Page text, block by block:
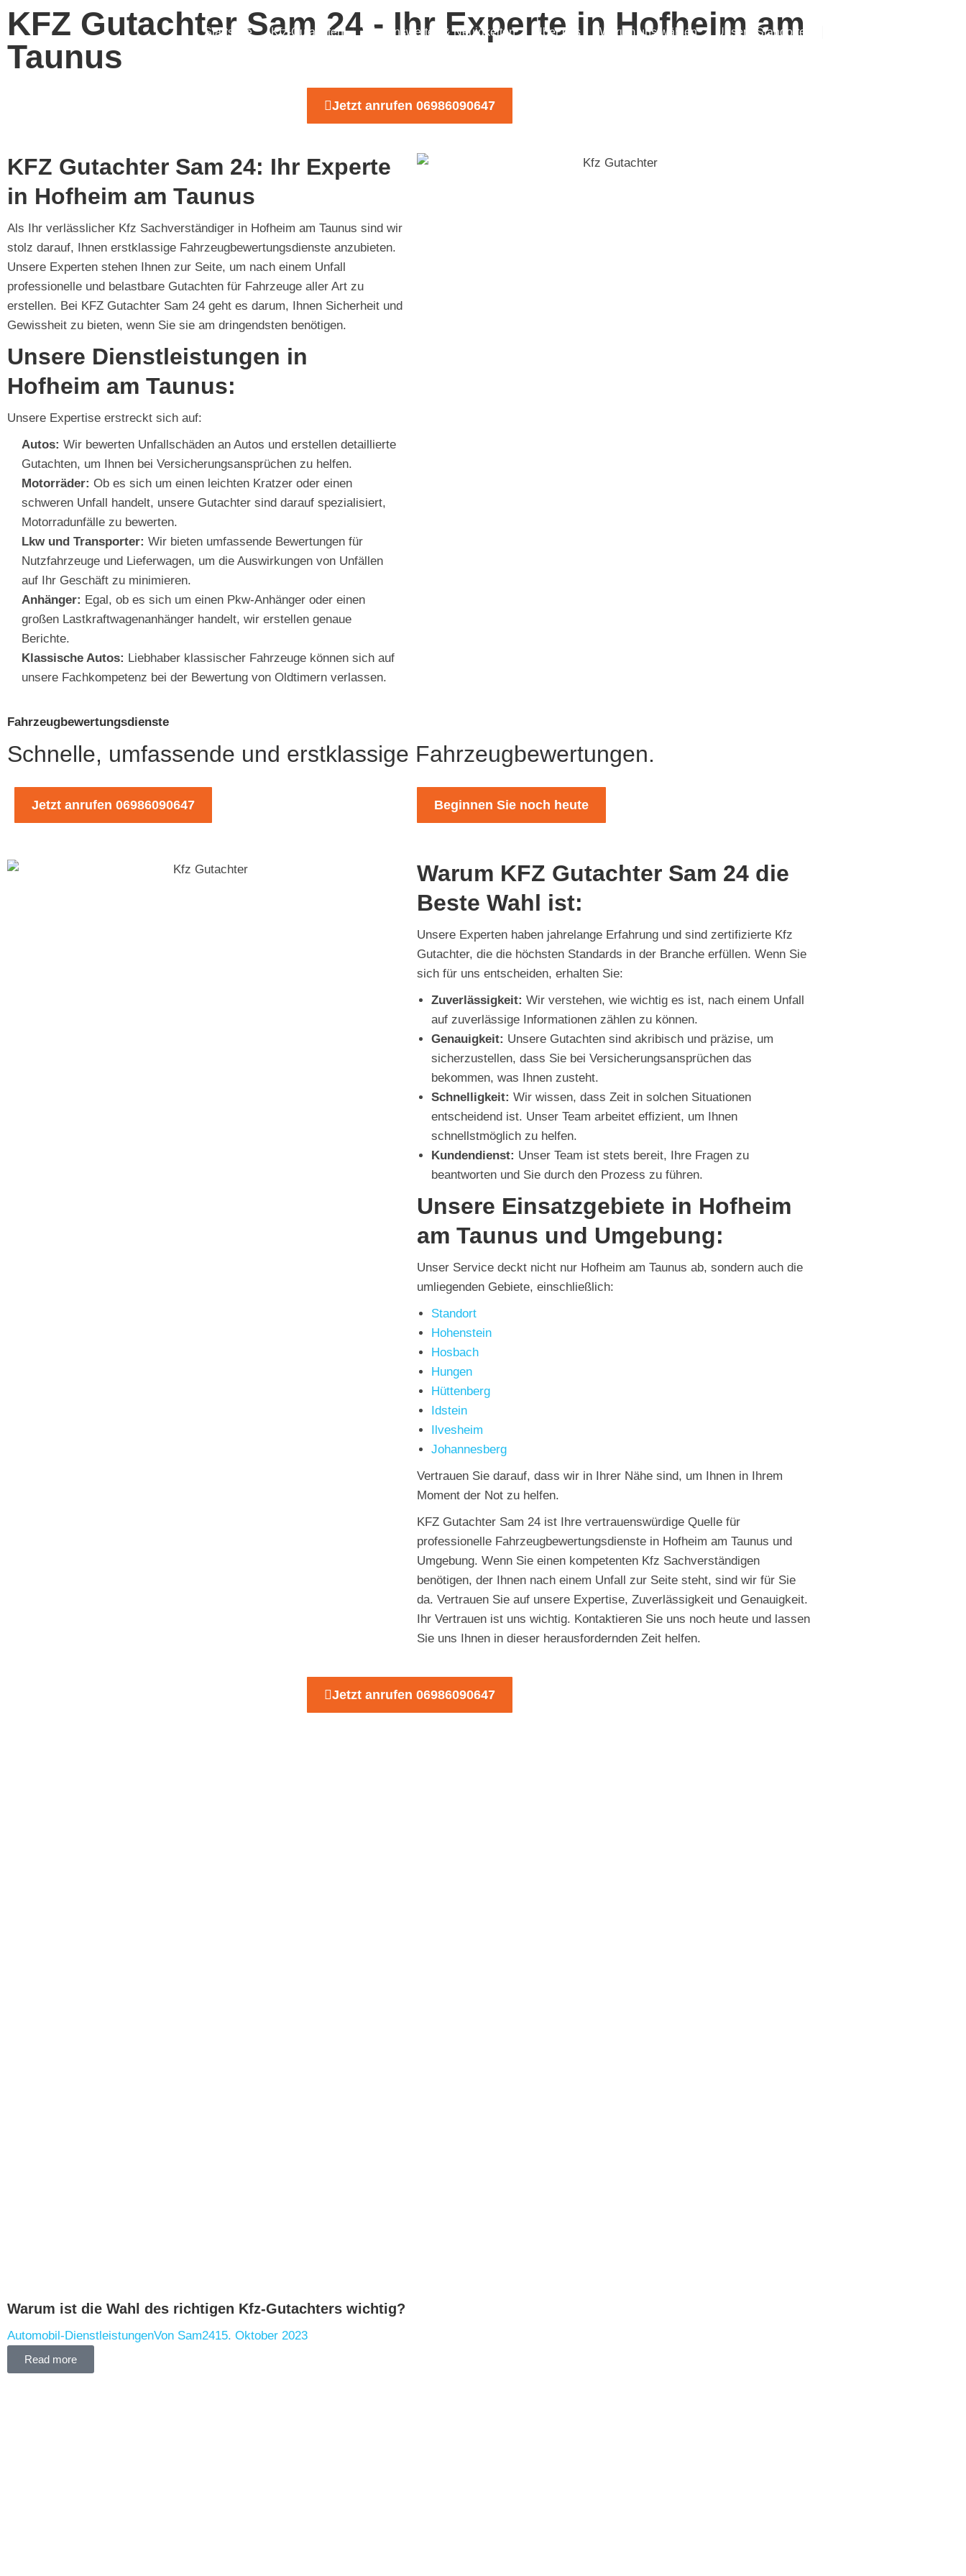
Startseite Kfz-Gutachten Wissenswertes & Neuigkeiten Über uns Warum uns wählen Unsere Standorte
KFZ Gutachter Sam 24 - Ihr Experte in Hofheim am
Taunus
Jetzt anrufen 06986090647
KFZ Gutachter Sam 24: Ihr Experte
in Hofheim am Taunus
Als Ihr verlässlicher Kfz Sachverständiger in Hofheim am Taunus sind wir
stolz darauf, Ihnen erstklassige Fahrzeugbewertungsdienste anzubieten.
Unsere Experten stehen Ihnen zur Seite, um nach einem Unfall
professionelle und belastbare Gutachten für Fahrzeuge aller Art zu
erstellen. Bei KFZ Gutachter Sam 24 geht es darum, Ihnen Sicherheit und
Gewissheit zu bieten, wenn Sie sie am dringendsten benötigen.
Unsere Dienstleistungen in
Hofheim am Taunus:
Unsere Expertise erstreckt sich auf:
Autos: Wir bewerten Unfallschäden an Autos und erstellen detaillierte
Gutachten, um Ihnen bei Versicherungsansprüchen zu helfen.
Motorräder: Ob es sich um einen leichten Kratzer oder einen
schweren Unfall handelt, unsere Gutachter sind darauf spezialisiert,
Motorradunfälle zu bewerten.
Lkw und Transporter: Wir bieten umfassende Bewertungen für
Nutzfahrzeuge und Lieferwagen, um die Auswirkungen von Unfällen
auf Ihr Geschäft zu minimieren.
Anhänger: Egal, ob es sich um einen Pkw-Anhänger oder einen
großen Lastkraftwagenanhänger handelt, wir erstellen genaue
Berichte.
Klassische Autos: Liebhaber klassischer Fahrzeuge können sich auf
unsere Fachkompetenz bei der Bewertung von Oldtimern verlassen.
Fahrzeugbewertungsdienste
Schnelle, umfassende und erstklassige Fahrzeugbewertungen.
Jetzt anrufen 06986090647 Beginnen Sie noch heute
Warum KFZ Gutachter Sam 24 die
Beste Wahl ist:
Unsere Experten haben jahrelange Erfahrung und sind zertifizierte Kfz
Gutachter, die die höchsten Standards in der Branche erfüllen. Wenn Sie
sich für uns entscheiden, erhalten Sie:
Zuverlässigkeit: Wir verstehen, wie wichtig es ist, nach einem Unfall
auf zuverlässige Informationen zählen zu können.
Genauigkeit: Unsere Gutachten sind akribisch und präzise, um
sicherzustellen, dass Sie bei Versicherungsansprüchen das
bekommen, was Ihnen zusteht.
Schnelligkeit: Wir wissen, dass Zeit in solchen Situationen
entscheidend ist. Unser Team arbeitet effizient, um Ihnen
schnellstmöglich zu helfen.
Kundendienst: Unser Team ist stets bereit, Ihre Fragen zu
beantworten und Sie durch den Prozess zu führen.
Unsere Einsatzgebiete in Hofheim
am Taunus und Umgebung:
Unser Service deckt nicht nur Hofheim am Taunus ab, sondern auch die
umliegenden Gebiete, einschließlich:
Standort
Hohenstein
Hosbach
Hungen
Hüttenberg
Idstein
Ilvesheim
Johannesberg
Vertrauen Sie darauf, dass wir in Ihrer Nähe sind, um Ihnen in Ihrem
Moment der Not zu helfen.
KFZ Gutachter Sam 24 ist Ihre vertrauenswürdige Quelle für
professionelle Fahrzeugbewertungsdienste in Hofheim am Taunus und
Umgebung. Wenn Sie einen kompetenten Kfz Sachverständigen
benötigen, der Ihnen nach einem Unfall zur Seite steht, sind wir für Sie
da. Vertrauen Sie auf unsere Expertise, Zuverlässigkeit und Genauigkeit.
Ihr Vertrauen ist uns wichtig. Kontaktieren Sie uns noch heute und lassen
Sie uns Ihnen in dieser herausfordernden Zeit helfen.
Jetzt anrufen 06986090647
Warum ist die Wahl des richtigen Kfz-Gutachters wichtig?
Automobil-DienstleistungenVon Sam2415. Oktober 2023
Read more